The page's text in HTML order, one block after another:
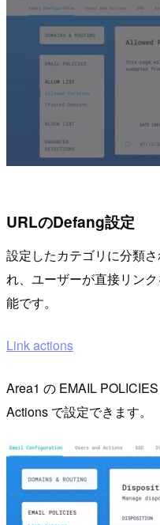
URLのDefang設定
設定したカテゴリに分類
れ、ユーザーが直接リン
能です。
Link actions
Area1 の EMAIL
Actions で設定できます。